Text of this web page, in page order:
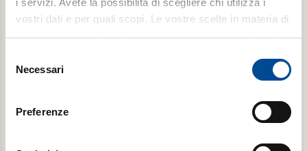
vostri dati e per quali scopi. Le vostre scelte in materia di
privacy sono applicabili solo su questa proprietà digitale
modificare o revocare il proprio consenso in qualsiasi
momento dalla Dichiarazione sui cookie o facendo clic
delNecessari
Preferenze
Gutenberg con Avvenire ogni venerdì, per 1 anno
€ 19,99